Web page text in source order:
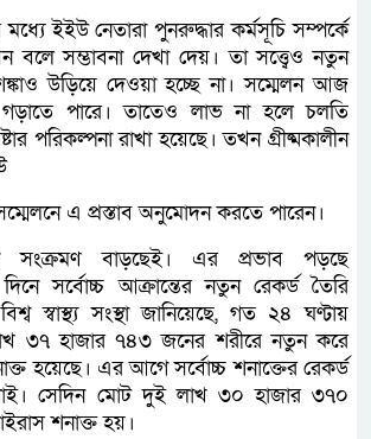
ইইউ নেতারা পুনরুদ্ধার কর্মসূচি সম্পর্কে
বলে সম্ভাবনা দেখা দেয়। তা সত্ত্বেও নতুন
উড়িয়ে দেওয়া হচ্ছে না। সম্মেলন আজ
গড়াতে পারে। তাতেও লাভ না হলে চলতি
পরিকল্পনা রাখা হয়েছে। তখন গ্রীষ্মকালীন
এ প্রস্তাব অনুমোদন করতে পারেন।
সংক্রমণ বাড়ছেই। এর প্রভাব পড়ছে
সর্বোচ্চ আক্রান্তের নতুন রেকর্ড তৈরি
স্বাস্থ্য সংস্থা জানিয়েছে, গত ২৪ ঘণ্টায়
৩৭ হাজার ৭৪৩ জনের শরীরে নতুন করে
হয়েছে। এর আগে সর্বোচ্চ শনাক্তের রেকর্ড
সেদিন মোট দুই লাখ ৩০ হাজার ৩৭০
শনাক্ত হয়।